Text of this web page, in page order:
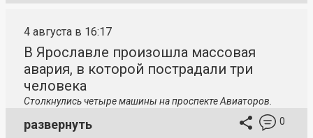
4 августа в 16:17
В Ярославле произошла массовая
авария, в которой пострадали три
человека
Столкнулись четыре машины на проспекте Авиаторов.
развернуть 0